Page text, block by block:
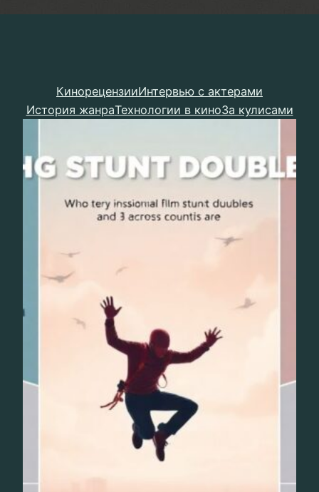
КинорецензииИнтервью с актерами
История жанраТехнологии в киноЗа кулисами